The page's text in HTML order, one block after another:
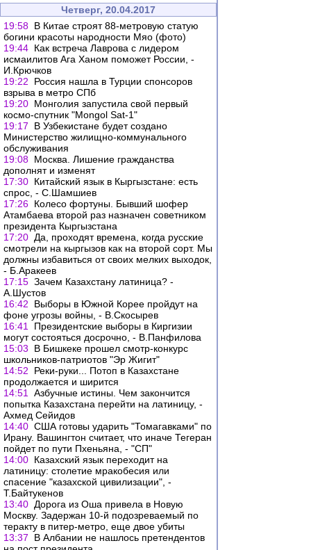
Четверг, 20.04.2017
19:58 В Китае строят 88-метровую статую
богини красоты народности Мяо (фото)
19:44 Как встреча Лаврова с лидером
исмаилитов Ага Ханом поможет России, -
И.Крючков
19:22
Россия нашла в Турции спонсоров
взрыва в метро СПб
19:20 Монголия запустила свой первый
космо-спутник "Mongol Sat-1"
19:17
В Узбекистане будет создано
Министерство жилищно-коммунального
обслуживания
19:08 Москва. Лишение гражданства
дополнят и изменят
17:30 Китайский язык в Кыргызстане: есть
спрос, - С.Шамшиев
17:26 Колесо фортуны. Бывший шофер
Атамбаева второй раз назначен советником
президента Кыргызстана
17:20 Да, проходят времена, когда русские
смотрели на кыргызов как на второй сорт. Мы
должны избавиться от своих мелких выходок,
- Б.Аракеев
17:15 Зачем Казахстану латиница? -
А.Шустов
16:42
Выборы в Южной Корее пройдут на
фоне угрозы войны, - В.Скосырев
16:41
Президентские выборы в Киргизии
могут состояться досрочно, - В.Панфилова
15:03
В Бишкеке прошел смотр-конкурс
школьников-патриотов "Эр Жигит"
14:52
Реки-руки... Потоп в Казахстане
продолжается и ширится
14:51
Азбучные истины. Чем закончится
попытка Казахстана перейти на латиницу, -
Ахмед Сейидов
14:40 США готовы ударить "Томагавками" по
Ирану. Вашингтон считает, что иначе Тегеран
пойдет по пути Пхеньяна, - "СП"
14:00 Казахский язык переходит на
латиницу: столетие мракобесия или
спасение "казахской цивилизации", -
Т.Байтукенов
13:40 Дорога из Оша привела в Новую
Москву. Задержан 10-й подозреваемый по
теракту в питер-метро, еще двое убиты
13:37
В Албании не нашлось претендентов